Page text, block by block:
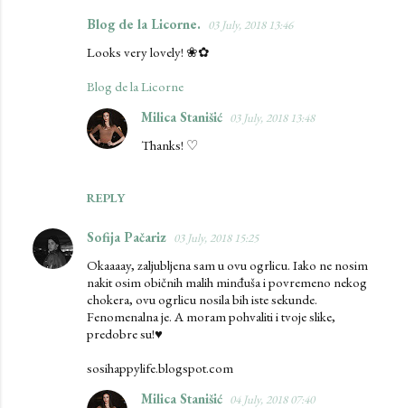
Blog de la Licorne. 03 July, 2018 13:46
Looks very lovely! ❀✿
Blog de la Licorne
REPLY
Milica Stanišić 03 July, 2018 13:48
Thanks! ♡
Sofija Pačariz 03 July, 2018 15:25
Okaaaay, zaljubljena sam u ovu ogrlicu. Iako ne nosim
nakit osim običnih malih minđuša i povremeno nekog
chokera, ovu ogrlicu nosila bih iste sekunde.
Fenomenalna je. A moram pohvaliti i tvoje slike,
predobre su!♥
sosihappylife.blogspot.com
Milica Stanišić 04 July, 2018 07:40